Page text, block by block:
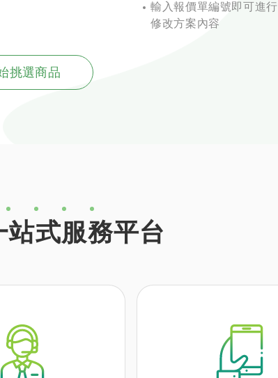
輸入報價單編號即可進行
修改方案內容
挑選商品
式服務平台